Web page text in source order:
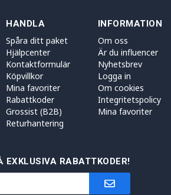
HANDLA
Spåra ditt paket
Hjälpcenter
Kontaktformulär
Köpvillkor
Mina favoriter
Rabattkoder
Grossist (B2B)
Returhantering
INFORMATION
Om oss
Är du influencer
Nyhetsbrev
Logga in
Om cookies
Integritetspolicy
Mina favoriter
EXKLUSIVA RABATTKODER!